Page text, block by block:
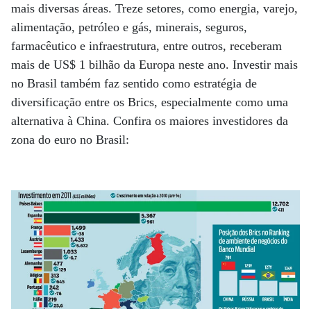
mais diversas áreas. Treze setores, como energia, varejo,
alimentação, petróleo e gás, minerais, seguros,
farmacêutico e infraestrutura, entre outros, receberam
mais de US$ 1 bilhão da Europa neste ano. Investir mais
no Brasil também faz sentido como estratégia de
diversificação entre os Brics, especialmente como uma
alternativa à China. Confira os maiores investidores da
zona do euro no Brasil: